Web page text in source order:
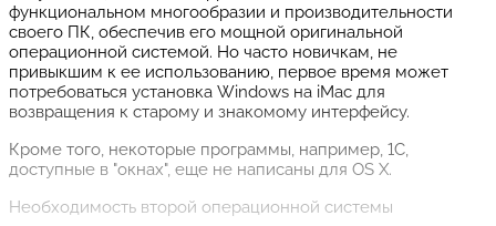
функциональном многообразии и производительности
своего ПК, обеспечив его мощной оригинальной
операционной системой. Но часто новичкам, не
привыкшим к ее использованию, первое время может
потребоваться установка Windows на iMac для
возвращения к старому и знакомому интерфейсу.
Кроме того, некоторые программы, например, 1С,
доступные в "окнах", еще не написаны для OS X.
Необходимость второй операционной системы